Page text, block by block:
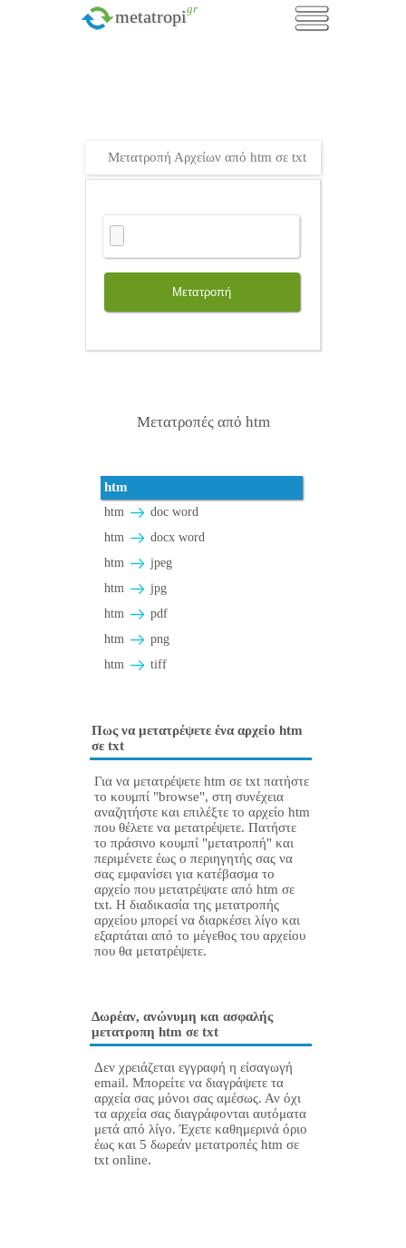
metatropi.gr
Μετατροπή Αρχείων από htm σε txt
Μετατροπή
Μετατροπές από htm
htm
htm
doc word
htm
docx word
htm
jpeg
htm
jpg
htm
pdf
htm
png
htm
tiff
Πως να μετατρέψετε ένα αρχείο htm
σε txt
Για να μετατρέψετε htm σε txt πατήστε
το κουμπί "browse", στη συνέχεια
αναζητήστε και επιλέξτε το αρχείο htm
που θέλετε να μετατρέψετε. Πατήστε
το πράσινο κουμπί "μετατροπή" και
περιμένετε έως ο περιηγητής σας να
σας εμφανίσει για κατέβασμα το
αρχείο που μετατρέψατε από htm σε
txt. Η διαδικασία της μετατροπής
αρχείου μπορεί να διαρκέσει λίγο και
εξαρτάται από το μέγεθος του αρχείου
που θα μετατρέψετε.
Δωρέαν, ανώνυμη και ασφαλής
μετατροπη htm σε txt
Δεν χρειάζεται εγγραφή η είσαγωγή
email. Μπορείτε να διαγράψετε τα
αρχεία σας μόνοι σας αμέσως. Αν όχι
τα αρχεία σας διαγράφονται αυτόματα
μετά από λίγο. Έχετε καθημερινά όριο
έως και 5 δωρεάν μετατροπές htm σε
txt online.